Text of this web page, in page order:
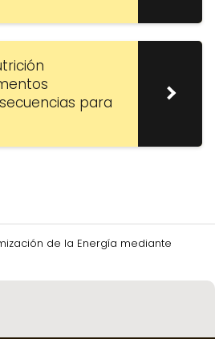
para
de la Energía mediante